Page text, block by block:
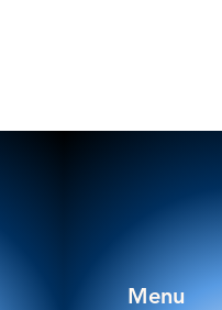
Menu